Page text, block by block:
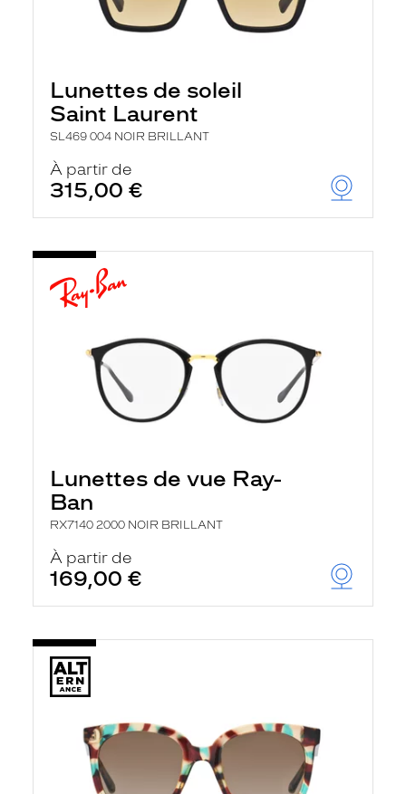
Lunettes de soleil
Saint Laurent
SL469 004 NOIR BRILLANT
À partir de
315,00 €
Lunettes de vue Ray-
Ban
RX7140 2000 NOIR BRILLANT
À partir de
169,00 €